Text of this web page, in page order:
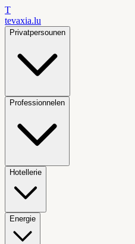
T
tevaxia.lu
Privatpersounen
Professionnelen
Hotellerie
Energie